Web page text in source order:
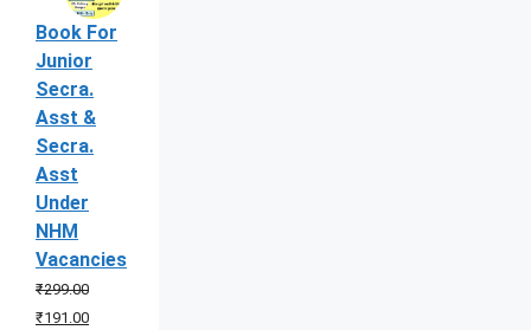
Book For
Junior
Secra.
Asst &
Secra.
Asst
Under
NHM
Vacancies
₹299.00
Original
₹191.00Current